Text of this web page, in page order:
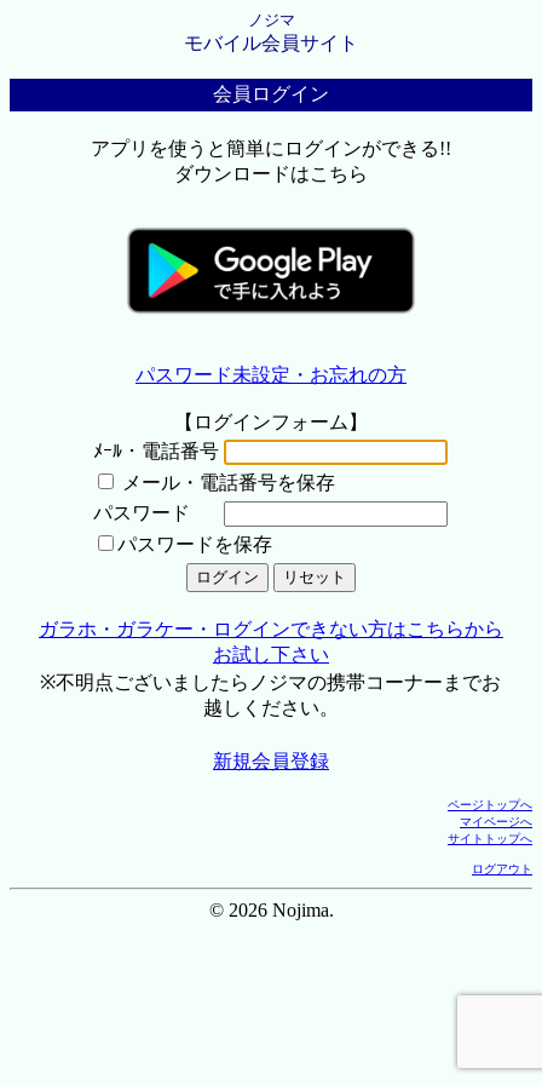
ノジマ
モバイル会員サイト
会員ログイン
アプリを使うと簡単にログインができる!!
ダウンロードはこちら
パスワード未設定・お忘れの方
【ログインフォーム】
ﾒｰﾙ・電話番号
メール・電話番号を保存
パスワード
パスワードを保存
ガラホ・ガラケー・ログインできない方はこちらから
お試し下さい
※不明点ございましたらノジマの携帯コーナーまでお
越しください。
新規会員登録
ページトップへ
マイページへ
サイトトップへ
ログアウト
© 2026 Nojima.